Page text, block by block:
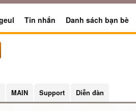
Tin nhắn Danh sách bạn bè
MAIN Support Diễn đàn